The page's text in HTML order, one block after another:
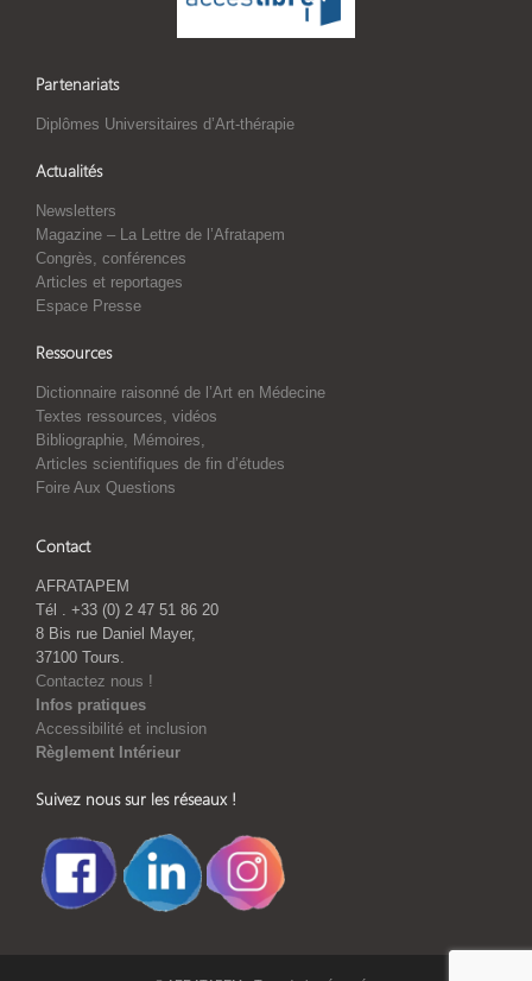
Partenariats
Diplômes Universitaires d’Art-thérapie
Actualités
Newsletters
Magazine – La Lettre de l’Afratapem
Congrès, conférences
Articles et reportages
Espace Presse
Ressources
Dictionnaire raisonné de l’Art en Médecine
Textes ressources, vidéos
Bibliographie, Mémoires,
Articles scientifiques de fin d’études
Foire Aux Questions
Contact
AFRATAPEM
Tél . +33 (0) 2 47 51 86 20
8 Bis rue Daniel Mayer,
37100 Tours.
Contactez nous !
Infos pratiques
Accessibilité et inclusion
Règlement Intérieur
Suivez nous sur les réseaux !